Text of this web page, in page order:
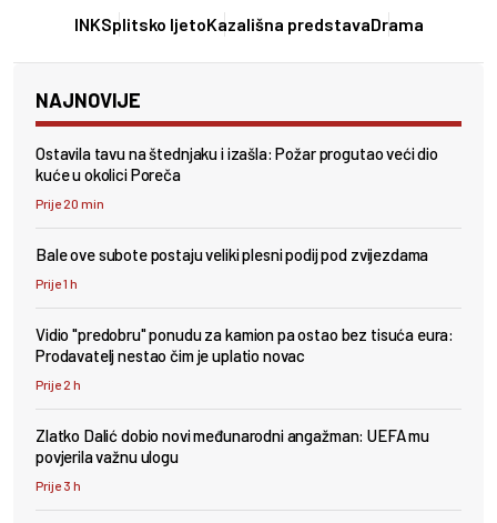
INKSplitsko ljetoKazališna predstavaDrama
NAJNOVIJE
Ostavila tavu na štednjaku i izašla: Požar progutao veći dio
kuće u okolici Poreča
Prije 20 min
Bale ove subote postaju veliki plesni podij pod zvijezdama
Prije 1 h
Vidio "predobru" ponudu za kamion pa ostao bez tisuća eura:
Prodavatelj nestao čim je uplatio novac
Prije 2 h
Zlatko Dalić dobio novi međunarodni angažman: UEFA mu
povjerila važnu ulogu
Prije 3 h